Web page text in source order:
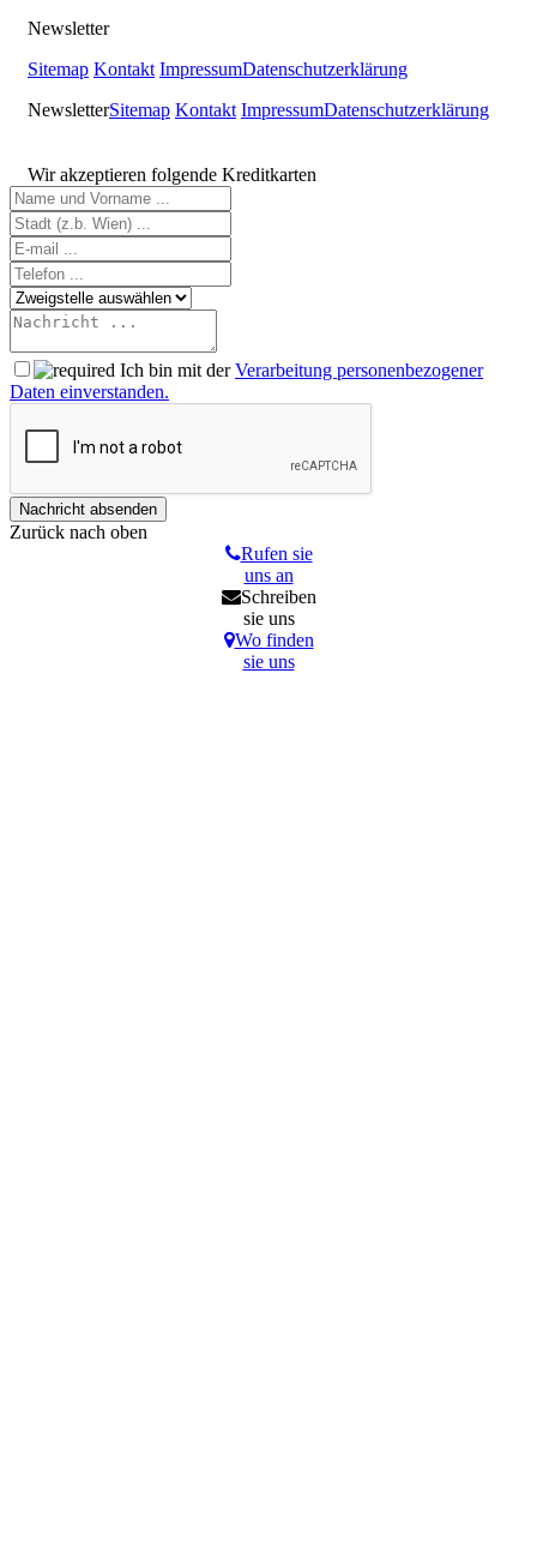
Newsletter
Sitemap Kontakt ImpressumDatenschutzerklärung
NewsletterSitemap Kontakt ImpressumDatenschutzerklärung
Wir akzeptieren folgende Kreditkarten
Ich bin mit derVerarbeitung personenbezogener
Daten einverstanden.
Zurück nach oben
Rufen sie
uns an
Schreiben
sie uns
Wo finden
sie uns